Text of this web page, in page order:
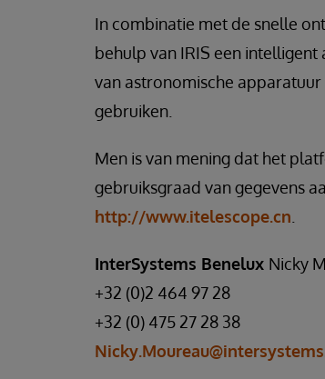
In combinatie met de snelle
behulp van IRIS een
van astronomische
gebruiken.
Men is van mening dat het
gebruiksgraad van gegevens
http://www.itelescope.cn
InterSystems Benelux Nicky
+32 (0)2 464 97 28
+32 (0) 475 27 28 38